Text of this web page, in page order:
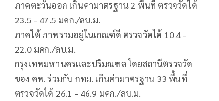
ภาคตะวันออก เกินค่ามาตรฐาน 2 พื้นที่ ตรวจวัดได้
23.5 - 47.5 มคก./ลบ.ม.
ภาคใต้ ภาพรวมอยู่ในเกณฑ์ดี ตรวจวัดได้ 10.4 -
22.0 มคก./ลบ.ม.
กรุงเทพมหานครและปริมณฑล โดยสถานีตรวจวัด
ของ คพ. ร่วมกับ​ ​กทม. เกินค่ามาตรฐาน 33 พื้นที่
ตรวจวัดได้ 26.1 - 46.9 มคก./ลบ.ม.